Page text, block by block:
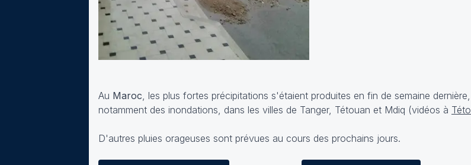
Au Maroc, les plus fortes précipitations s'étaient produites en fin de semaine
notamment des inondations, dans les villes de Tanger, Tétouan et Mdiq (vidéos à
D'autres pluies orageuses sont prévues au cours des prochains jours.